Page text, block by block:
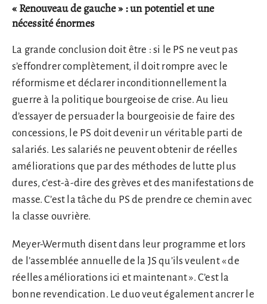
« Renouveau de gauche » : un potentiel et une
nécessité énormes
La grande conclusion doit être : si le PS ne veut pas
s’effondrer complètement, il doit rompre avec le
réformisme et déclarer inconditionnellement la
guerre à la politique bourgeoise de crise. Au lieu
d’essayer de persuader la bourgeoisie de faire des
concessions, le PS doit devenir un véritable parti de
salariés. Les salariés ne peuvent obtenir de réelles
améliorations que par des méthodes de lutte plus
dures, c’est-à-dire des grèves et des manifestations de
masse. C’est la tâche du PS de prendre ce chemin avec
la classe ouvrière.
Meyer-Wermuth disent dans leur programme et lors
de l’assemblée annuelle de la JS qu’ils veulent « de
réelles améliorations ici et maintenant ». C’est la
bonne revendication. Le duo veut également ancrer le